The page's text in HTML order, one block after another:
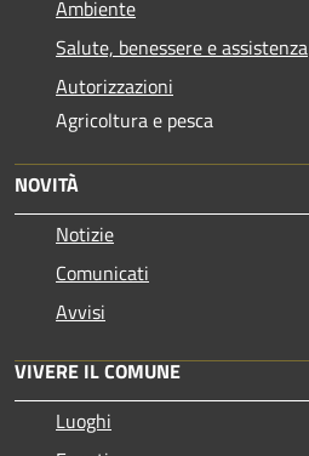
Ambiente
Salute, benessere e assistenza
Autorizzazioni
Agricoltura e pesca
NOVITÀ
Notizie
Comunicati
Avvisi
VIVERE IL COMUNE
Luoghi